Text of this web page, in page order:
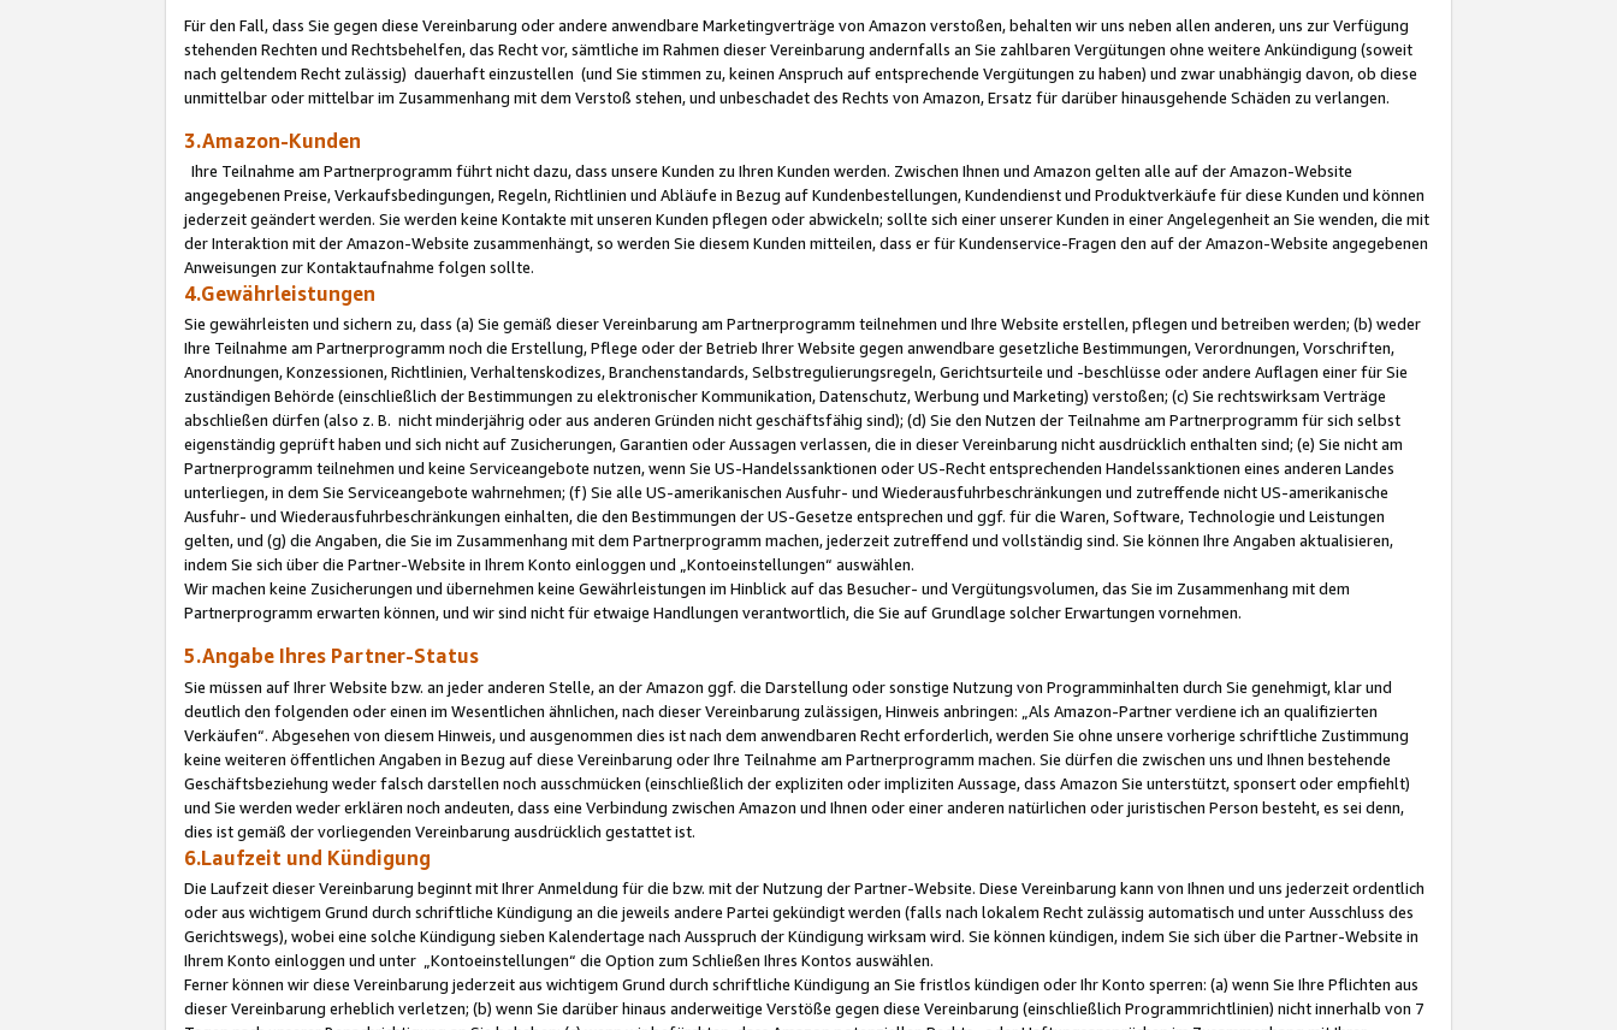
Für den Fall, dass Sie gegen diese Vereinbarung oder andere anwendbare Marketingverträge von Amazon verstoßen, behalten wir uns neben allen anderen, uns zur Verfügung
stehenden Rechten und Rechtsbehelfen, das Recht vor, sämtliche im Rahmen dieser Vereinbarung andernfalls an Sie zahlbaren Vergütungen ohne weitere Ankündigung (soweit
nach geltendem Recht zulässig) dauerhaft einzustellen (und Sie stimmen zu, keinen Anspruch auf entsprechende Vergütungen zu haben) und zwar unabhängig davon, ob diese
unmittelbar oder mittelbar im Zusammenhang mit dem Verstoß stehen, und unbeschadet des Rechts von Amazon, Ersatz für darüber hinausgehende Schäden zu verlangen.
3.Amazon-Kunden
Ihre Teilnahme am Partnerprogramm führt nicht dazu, dass unsere Kunden zu Ihren Kunden werden. Zwischen Ihnen und Amazon gelten alle auf der Amazon-Website
angegebenen Preise, Verkaufsbedingungen, Regeln, Richtlinien und Abläufe in Bezug auf Kundenbestellungen, Kundendienst und Produktverkäufe für diese Kunden und können
jederzeit geändert werden. Sie werden keine Kontakte mit unseren Kunden pflegen oder abwickeln; sollte sich einer unserer Kunden in einer Angelegenheit an Sie wenden, die mit
der Interaktion mit der Amazon-Website zusammenhängt, so werden Sie diesem Kunden mitteilen, dass er für Kundenservice-Fragen den auf der Amazon-Website angegebenen
Anweisungen zur Kontaktaufnahme folgen sollte.
4.Gewährleistungen
Sie gewährleisten und sichern zu, dass (a) Sie gemäß dieser Vereinbarung am Partnerprogramm teilnehmen und Ihre Website erstellen, pflegen und betreiben werden; (b) weder
Ihre Teilnahme am Partnerprogramm noch die Erstellung, Pflege oder der Betrieb Ihrer Website gegen anwendbare gesetzliche Bestimmungen, Verordnungen, Vorschriften,
Anordnungen, Konzessionen, Richtlinien, Verhaltenskodizes, Branchenstandards, Selbstregulierungsregeln, Gerichtsurteile und -beschlüsse oder andere Auflagen einer für Sie
zuständigen Behörde (einschließlich der Bestimmungen zu elektronischer Kommunikation, Datenschutz, Werbung und Marketing) verstoßen; (c) Sie rechtswirksam Verträge
abschließen dürfen (also z. B. nicht minderjährig oder aus anderen Gründen nicht geschäftsfähig sind); (d) Sie den Nutzen der Teilnahme am Partnerprogramm für sich selbst
eigenständig geprüft haben und sich nicht auf Zusicherungen, Garantien oder Aussagen verlassen, die in dieser Vereinbarung nicht ausdrücklich enthalten sind; (e) Sie nicht am
Partnerprogramm teilnehmen und keine Serviceangebote nutzen, wenn Sie US-Handelssanktionen oder US-Recht entsprechenden Handelssanktionen eines anderen Landes
unterliegen, in dem Sie Serviceangebote wahrnehmen; (f) Sie alle US-amerikanischen Ausfuhr- und Wiederausfuhrbeschränkungen und zutreffende nicht US-amerikanische
Ausfuhr- und Wiederausfuhrbeschränkungen einhalten, die den Bestimmungen der US-Gesetze entsprechen und ggf. für die Waren, Software, Technologie und Leistungen
gelten, und (g) die Angaben, die Sie im Zusammenhang mit dem Partnerprogramm machen, jederzeit zutreffend und vollständig sind. Sie können Ihre Angaben aktualisieren,
indem Sie sich über die Partner-Website in Ihrem Konto einloggen und „Kontoeinstellungen“ auswählen.
Wir machen keine Zusicherungen und übernehmen keine Gewährleistungen im Hinblick auf das Besucher- und Vergütungsvolumen, das Sie im Zusammenhang mit dem
Partnerprogramm erwarten können, und wir sind nicht für etwaige Handlungen verantwortlich, die Sie auf Grundlage solcher Erwartungen vornehmen.
5.Angabe Ihres Partner-Status
Sie müssen auf Ihrer Website bzw. an jeder anderen Stelle, an der Amazon ggf. die Darstellung oder sonstige Nutzung von Programminhalten durch Sie genehmigt, klar und
deutlich den folgenden oder einen im Wesentlichen ähnlichen, nach dieser Vereinbarung zulässigen, Hinweis anbringen: „Als Amazon-Partner verdiene ich an qualifizierten
Verkäufen“. Abgesehen von diesem Hinweis, und ausgenommen dies ist nach dem anwendbaren Recht erforderlich, werden Sie ohne unsere vorherige schriftliche Zustimmung
keine weiteren öffentlichen Angaben in Bezug auf diese Vereinbarung oder Ihre Teilnahme am Partnerprogramm machen. Sie dürfen die zwischen uns und Ihnen bestehende
Geschäftsbeziehung weder falsch darstellen noch ausschmücken (einschließlich der expliziten oder impliziten Aussage, dass Amazon Sie unterstützt, sponsert oder empfiehlt)
und Sie werden weder erklären noch andeuten, dass eine Verbindung zwischen Amazon und Ihnen oder einer anderen natürlichen oder juristischen Person besteht, es sei denn,
dies ist gemäß der vorliegenden Vereinbarung ausdrücklich gestattet ist.
6.Laufzeit und Kündigung
Die Laufzeit dieser Vereinbarung beginnt mit Ihrer Anmeldung für die bzw. mit der Nutzung der Partner-Website. Diese Vereinbarung kann von Ihnen und uns jederzeit ordentlich
oder aus wichtigem Grund durch schriftliche Kündigung an die jeweils andere Partei gekündigt werden (falls nach lokalem Recht zulässig automatisch und unter Ausschluss des
Gerichtswegs), wobei eine solche Kündigung sieben Kalendertage nach Ausspruch der Kündigung wirksam wird. Sie können kündigen, indem Sie sich über die Partner-Website in
Ihrem Konto einloggen und unter „Kontoeinstellungen“ die Option zum Schließen Ihres Kontos auswählen.
Ferner können wir diese Vereinbarung jederzeit aus wichtigem Grund durch schriftliche Kündigung an Sie fristlos kündigen oder Ihr Konto sperren: (a) wenn Sie Ihre Pflichten aus
dieser Vereinbarung erheblich verletzen; (b) wenn Sie darüber hinaus anderweitige Verstöße gegen diese Vereinbarung (einschließlich Programmrichtlinien) nicht innerhalb von 7